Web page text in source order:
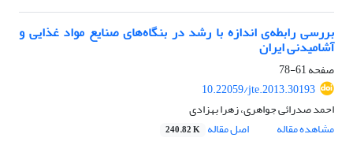
بررسی رابطه‌ی اندازه با رشد در بنگاه‌های صنایع مواد غذایی و
آشامیدنی ایران
صفحه61-78
10.22059/jte.2013.30193
احمد صدرائی جواهری، زهرا بهزادی
مشاهده مقاله
اصل مقاله 240.82 K